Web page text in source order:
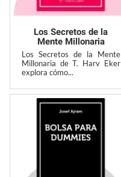
Los Secretos de la
Mente Millonaria
Los Secretos de la Mente
Millonaria de T. Harv Eker
explora cómo...